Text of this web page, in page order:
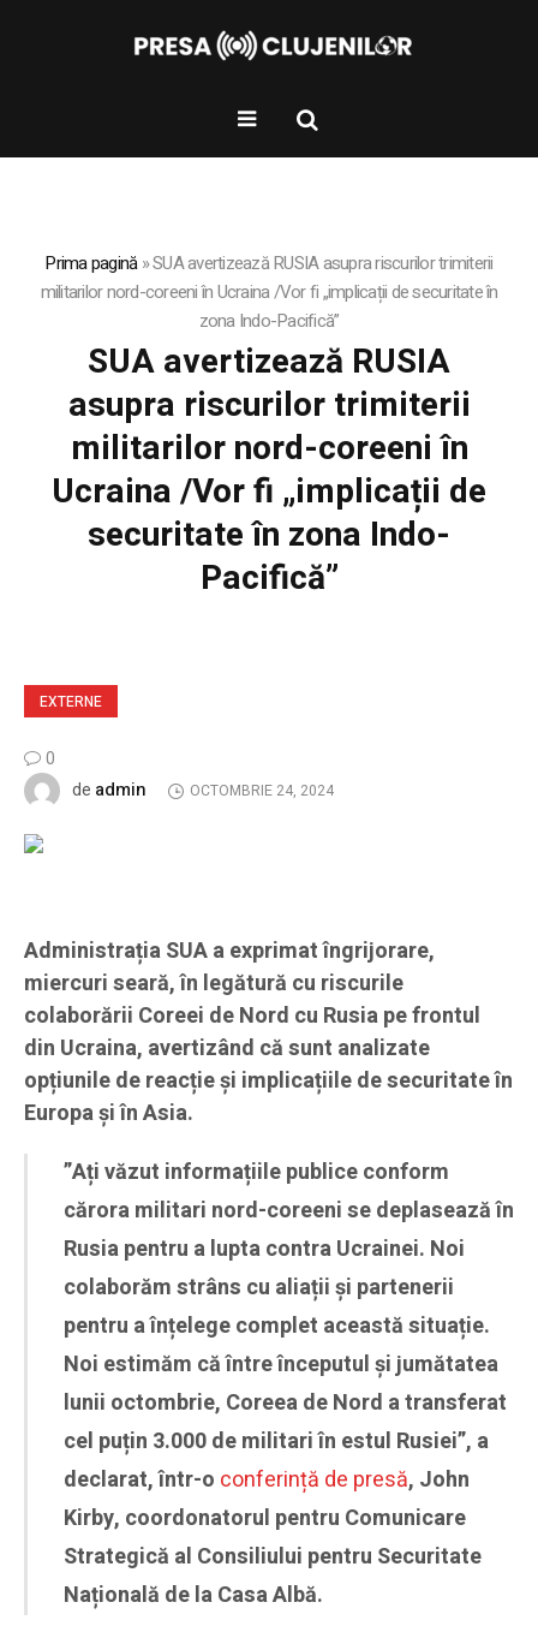
Prima pagină»SUA avertizează RUSIA asupra riscurilor trimiterii
militarilor nord-coreeni în Ucraina /Vor fi „implicații de securitate în
zona Indo-Pacifică”
SUA avertizează RUSIA
asupra riscurilor trimiterii
militarilor nord-coreeni în
Ucraina /Vor fi „implicații de
securitate în zona Indo-
Pacifică”
EXTERNE
0
de admin OCTOMBRIE 24, 2024
Administrația SUA a exprimat îngrijorare,
miercuri seară, în legătură cu riscurile
colaborării Coreei de Nord cu Rusia pe frontul
din Ucraina, avertizând că sunt analizate
opțiunile de reacție și implicațiile de securitate în
Europa și în Asia.
”Ați văzut informațiile publice conform
cărora militari nord-coreeni se deplasează în
Rusia pentru a lupta contra Ucrainei. Noi
colaborăm strâns cu aliații și partenerii
pentru a înțelege complet această situație.
Noi estimăm că între începutul și jumătatea
lunii octombrie, Coreea de Nord a transferat
cel puțin 3.000 de militari în estul Rusiei”, a
declarat, într-o conferință de presă, John
Kirby, coordonatorul pentru Comunicare
Strategică al Consiliului pentru Securitate
Națională de la Casa Albă.